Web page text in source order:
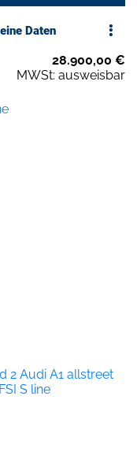
Daten
28.900,00 €
MWSt: ausweisbar